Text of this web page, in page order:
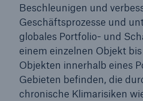
Beschleunigen und
Geschäftsprozesse und
globales Portfolio- und
einem einzelnen Objekt
Objekten innerhalb eines
Gebieten befinden, die
chronische Klimarisiken